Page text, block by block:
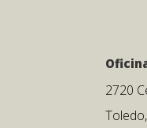
2720